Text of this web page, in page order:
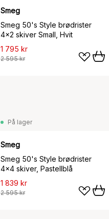
Smeg
Smeg 50's Style brødrister
4x2 skiver Small, Hvit
1 795 kr
2 595 kr
På lager
Smeg
Smeg 50's Style brødrister
4x4 skiver, Pastellblå
1 839 kr
2 595 kr